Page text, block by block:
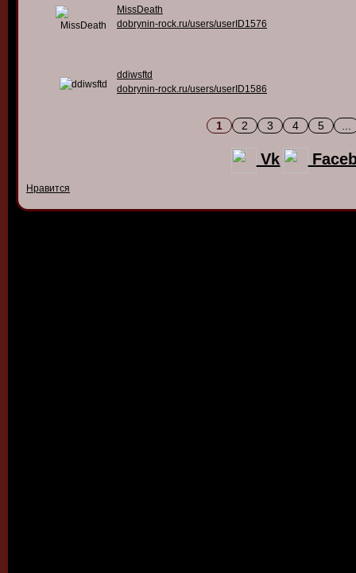
MissDeath
dobrynin-rock.ru/users/userID1576
ddiwsftd
dobrynin-rock.ru/users/userID1586
1 2 3 4 5
Vk
Нравится